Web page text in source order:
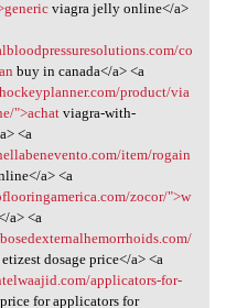
viagra jelly online</a>
co
buy in canada</a> <a
product/via
">achatviagra-with-
<a
item/rogain
a> <a
zocor/">w
a> <a
dosage price</a> <a
applicators-for-
for applicators for